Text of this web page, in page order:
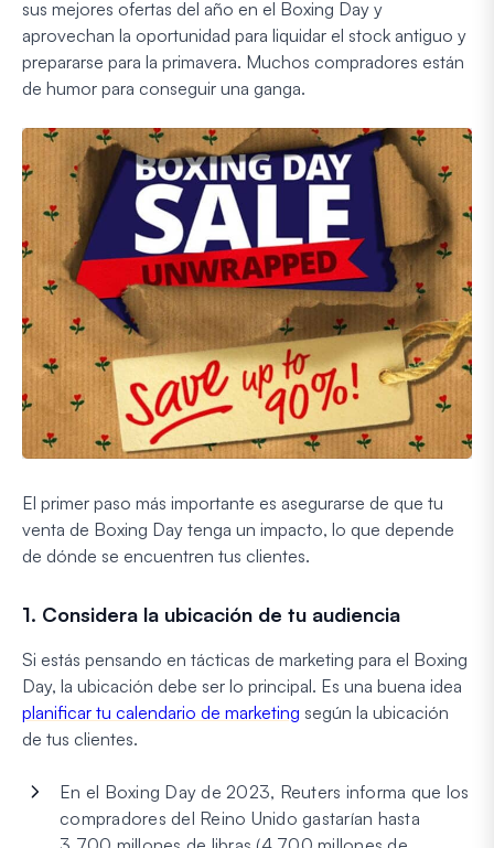
sus mejores ofertas del año en el Boxing Day y
aprovechan la oportunidad para liquidar el stock antiguo y
prepararse para la primavera. Muchos compradores están
de humor para conseguir una ganga.
El primer paso más importante es asegurarse de que tu
venta de Boxing Day tenga un impacto, lo que depende
de dónde se encuentren tus clientes.
1. Considera la ubicación de tu audiencia
Si estás pensando en tácticas de marketing para el Boxing
Day, la ubicación debe ser lo principal. Es una buena idea
planificar tu calendario de marketing según la ubicación
de tus clientes.
En el Boxing Day de 2023, Reuters informa que los
compradores del Reino Unido gastarían hasta